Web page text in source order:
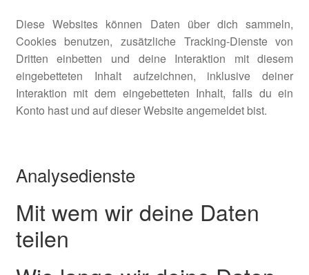
Diese Websites können Daten über dich sammeln,
Cookies benutzen, zusätzliche Tracking-Dienste von
Dritten einbetten und deine Interaktion mit diesem
eingebetteten Inhalt aufzeichnen, inklusive deiner
Interaktion mit dem eingebetteten Inhalt, falls du ein
Konto hast und auf dieser Website angemeldet bist.
Analysedienste
Mit wem wir deine Daten
teilen